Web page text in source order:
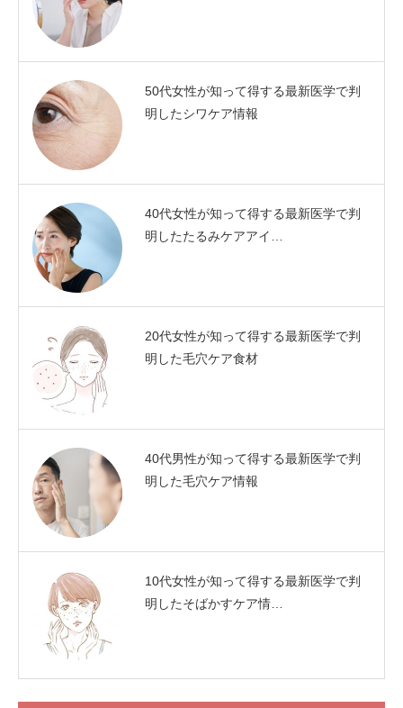
50代女性が知って得する最新医学で判
明したシワケア情報
40代女性が知って得する最新医学で判
明したたるみケアアイ…
20代女性が知って得する最新医学で判
明した毛穴ケア食材
40代男性が知って得する最新医学で判
明した毛穴ケア情報
10代女性が知って得する最新医学で判
明したそばかすケア情…